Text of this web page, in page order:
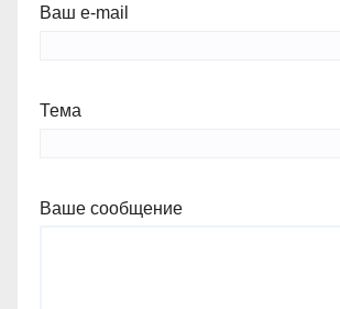
Ваш e-mail
Тема
Ваше сообщение